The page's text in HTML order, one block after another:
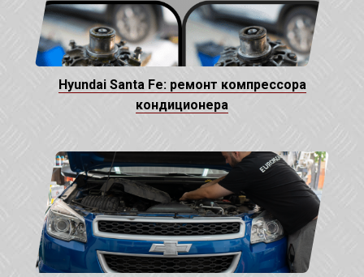
Hyundai Santa Fe: ремонт компрессора
кондиционера